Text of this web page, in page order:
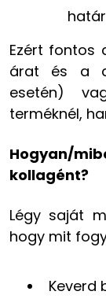
Ezért fontos
árat és a
esetén)
terméknél,
Hogyan/
kollagént?
Légy saját
hogy mit
Keverd